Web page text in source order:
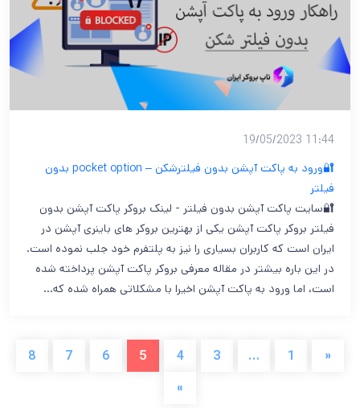
11:44 19/05/2023
🔐ورود به پاکت آپشن بدون فیلترشکن – pocket option بدون
فیلتر
🔐سایت پاکت آپشن بدون فیلتر - لینک بروکر پاکت آپشن بدون
فیلتر بروکر پاکت آپشن یکی از بهترین بروکر های باینری آپشن در
ایران است که کاربران بسیاری را نیز به پلتفرم خود جلب نموده است.
در این باره بیشتر در مقاله معرفی بروکر پاکت آپشن پرداخته شده
است، اما ورود به پاکت آپشن اخیرا با مشکلاتی همراه شده که…
«
1
…
3
4
5
6
7
8
»